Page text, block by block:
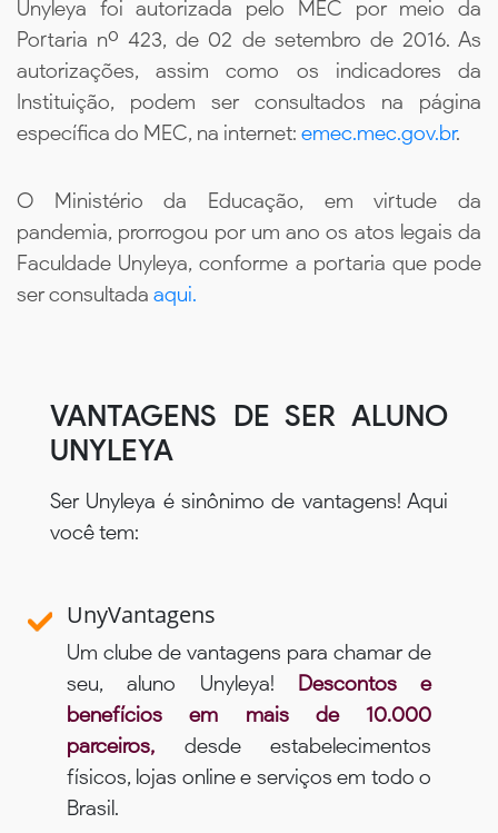
Unyleya foi autorizada pelo MEC por meio da
Portaria nº 423, de 02 de setembro de 2016. As
autorizações, assim como os indicadores da
Instituição, podem ser consultados na página
específica do MEC, na internet: emec.mec.gov.br.
O Ministério da Educação, em virtude da
pandemia, prorrogou por um ano os atos legais da
Faculdade Unyleya, conforme a portaria que pode
ser consultada aqui.
VANTAGENS DE SER ALUNO
UNYLEYA
Ser Unyleya é sinônimo de vantagens! Aqui
você tem:
UnyVantagens
Um clube de vantagens para chamar de
seu, aluno Unyleya! Descontos e
benefícios em mais de 10.000
parceiros, desde estabelecimentos
físicos, lojas online e serviços em todo o
Brasil.